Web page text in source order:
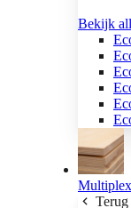
Bekijk
Multiplex
Terug